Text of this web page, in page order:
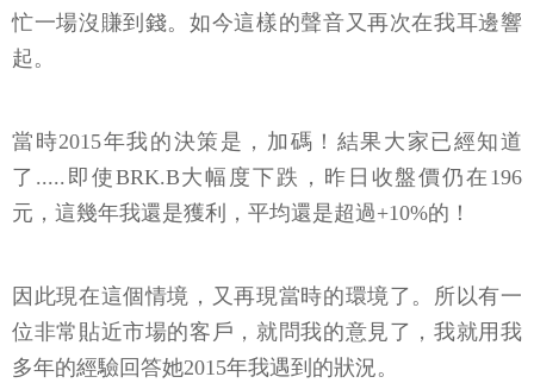
忙一場沒賺到錢。如今這樣的聲音又再次在我耳邊響
起。
當時2015年我的決策是，加碼！結果大家已經知道
了.....即使BRK.B大幅度下跌，昨日收盤價仍在196
元，這幾年我還是獲利，平均還是超過+10%的！
因此現在這個情境，又再現當時的環境了。所以有一
位非常貼近市場的客戶，就問我的意見了，我就用我
多年的經驗回答她2015年我遇到的狀況。